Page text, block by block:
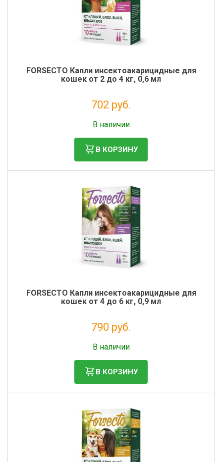
FORSECTO Капли инсектоакарицидные для
кошек от 2 до 4 кг, 0,6 мл
702 руб.
В наличии
В КОРЗИНУ
FORSECTO Капли инсектоакарицидные для
кошек от 4 до 6 кг, 0,9 мл
790 руб.
В наличии
В КОРЗИНУ